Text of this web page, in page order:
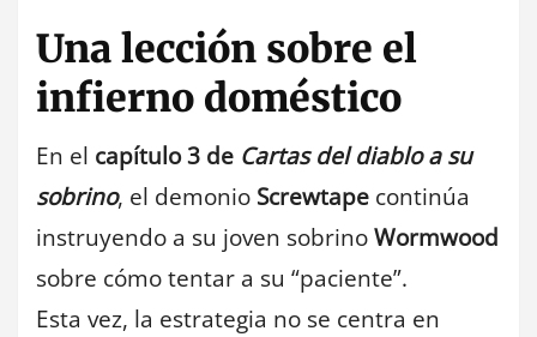
Una lección sobre el
infierno doméstico
En el capítulo 3 de Cartas del diablo a su
sobrino, el demonio Screwtape continúa
instruyendo a su joven sobrinoWormwood
sobre cómo tentar a su “paciente”.
Esta vez, la estrategia no se centra en